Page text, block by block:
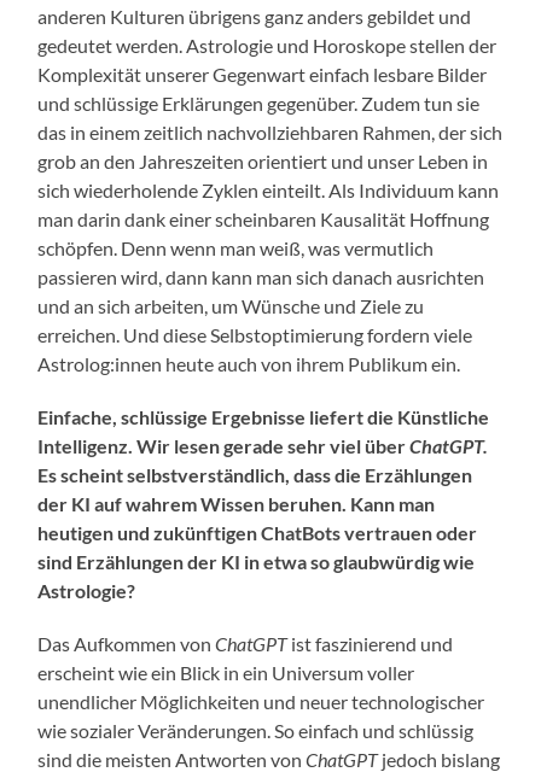
anderen Kulturen übrigens ganz anders gebildet und
gedeutet werden. Astrologie und Horoskope stellen der
Komplexität unserer Gegenwart einfach lesbare Bilder
und schlüssige Erklärungen gegenüber. Zudem tun sie
das in einem zeitlich nachvollziehbaren Rahmen, der sich
grob an den Jahreszeiten orientiert und unser Leben in
sich wiederholende Zyklen einteilt. Als Individuum kann
man darin dank einer scheinbaren Kausalität Hoffnung
schöpfen. Denn wenn man weiß, was vermutlich
passieren wird, dann kann man sich danach ausrichten
und an sich arbeiten, um Wünsche und Ziele zu
erreichen. Und diese Selbstoptimierung fordern viele
Astrolog:innen heute auch von ihrem Publikum ein.
Einfache, schlüssige Ergebnisse liefert die Künstliche
Intelligenz. Wir lesen gerade sehr viel überChatGPT.
Es scheint selbstverständlich, dass die Erzählungen
der KI auf wahrem Wissen beruhen. Kann man
heutigen und zukünftigen ChatBots vertrauen oder
sind Erzählungen der KI in etwa so glaubwürdig wie
Astrologie?
Das Aufkommen vonChatGPTist faszinierend und
erscheint wie ein Blick in ein Universum voller
unendlicher Möglichkeiten und neuer technologischer
wie sozialer Veränderungen. So einfach und schlüssig
sind die meisten Antworten vonChatGPTjedoch bislang